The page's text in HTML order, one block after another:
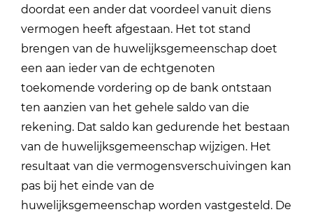
doordat een ander dat voordeel vanuit diens
vermogen heeft afgestaan. Het tot stand
brengen van de huwelijksgemeenschap doet
een aan ieder van de echtgenoten
toekomende vordering op de bank ontstaan
ten aanzien van het gehele saldo van die
rekening. Dat saldo kan gedurende het bestaan
van de huwelijksgemeenschap wijzigen. Het
resultaat van die vermogensverschuivingen kan
pas bij het einde van de
huwelijksgemeenschap worden vastgesteld. De